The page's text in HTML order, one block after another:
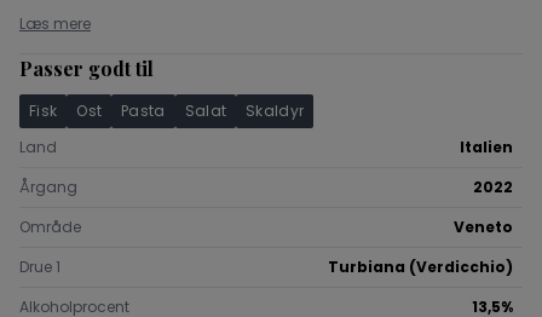
Læs mere
Passer godt til
Fisk Ost Pasta Salat
Skaldyr
Land
Italien
Årgang
2022
Område
Veneto
Drue 1
Turbiana (Verdicchio)
Alkoholprocent
13,5%